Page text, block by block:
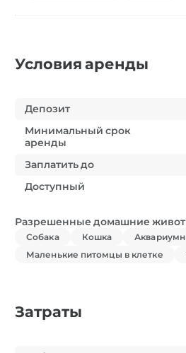
Условия аренды
Депозит
Минимальный срок
аренды
Заплатить до
Доступный
Разрешенные домашние
Собака Кошка
Маленькие питомцы в клетке
Затраты